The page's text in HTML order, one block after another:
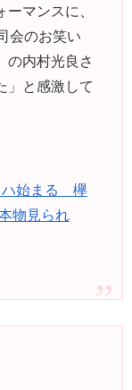
マンスに、
会のお笑い
の内村光良さ
」と感激して
ハ始まる 欅
物見られ